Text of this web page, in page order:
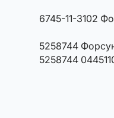
6745-11-3102
5258744
5258744